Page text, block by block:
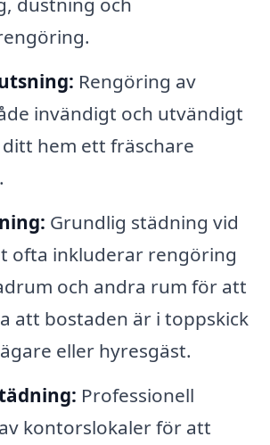
Rengöring av
invändigt och utvändigt
hem ett fräschare
Grundlig städning vid
ofta inkluderar rengöring
och andra rum för att
att bostaden är i toppskick
eller hyresgäst.
Professionell
kontorslokaler för att